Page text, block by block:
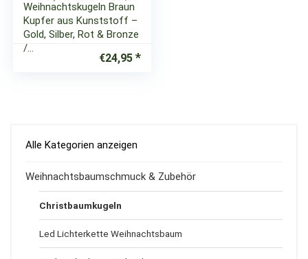
Weihnachtskugeln Braun
Kupfer aus Kunststoff –
Gold, Silber, Rot & Bronze
/…
€24,95
Alle Kategorien anzeigen
Weihnachtsbaumschmuck & Zubehör
Christbaumkugeln
Led Lichterkette Weihnachtsbaum